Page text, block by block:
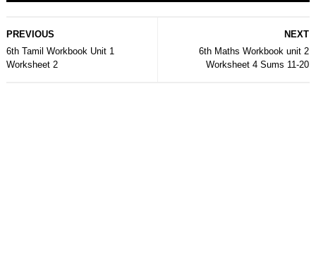
NEXT
6th Maths Workbook unit 2
Worksheet 4 Sums 11-20
PREVIOUS
6th Tamil Workbook Unit 1
Worksheet 2